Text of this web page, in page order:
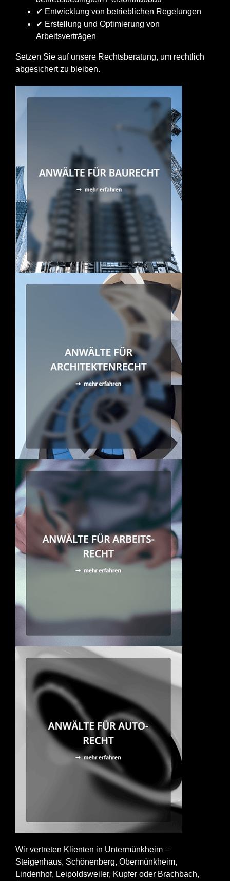
✔ Entwicklung von betrieblichen Regelungen
✔ Erstellung und Optimierung von
Arbeitsverträgen
Setzen Sie auf unsere Rechtsberatung, um rechtlich
abgesichert zu bleiben.
Wir vertreten Klienten in Untermünkheim –
Steigenhaus, Schönenberg, Obermünkheim,
Lindenhof, Leipoldsweiler, Kupfer oder Brachbach,